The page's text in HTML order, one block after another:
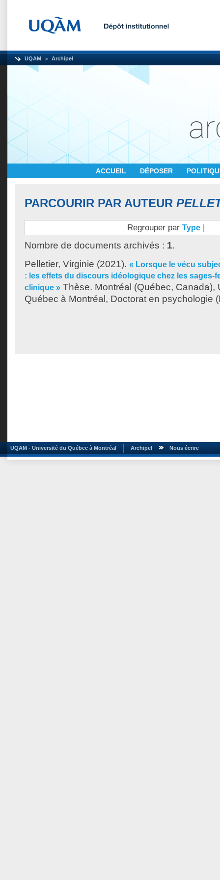
UQAM Archipel
ACCUEIL DÉPOSER
PARCOURIR PAR AUTEUR
Regrouper par Type |
Nombre de documents archivés : 1.
Pelletier, Virginie (2021). « Lorsque le vécu
: les effets du discours idéologique chez les sages-
clinique » Thèse. Montréal (Québec, Canada),
Québec à Montréal, Doctorat en psychologie
UQAM - Université du Québec à Montréal Archipel Nous écrire